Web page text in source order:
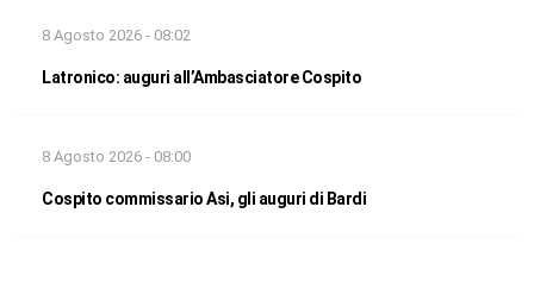
8 Agosto 2026 - 08:02
Latronico: auguri all’Ambasciatore Cospito
8 Agosto 2026 - 08:00
Cospito commissario Asi, gli auguri di Bardi